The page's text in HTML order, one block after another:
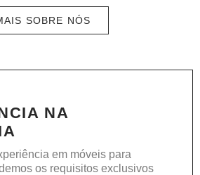
SOBRE NÓS
NA
em móveis para
os requisitos exclusivos